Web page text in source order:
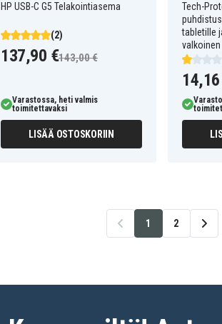
HP USB-C G5 Telakointiasema
(2)
137,90 €143,00 €
Varastossa, heti valmis
toimitettavaksi
LISÄÄ OSTOSKORIIN
Tech-
tabletille
valkoinen
1 2